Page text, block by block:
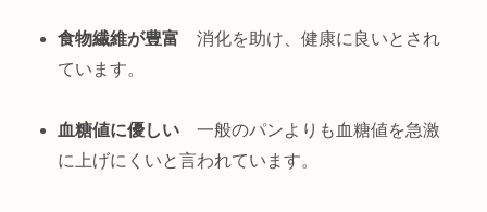
食物繊維が豊富消化を助け、健康に良いとされ
ています。
血糖値に優しい一般のパンよりも血糖値を急激
に上げにくいと言われています。